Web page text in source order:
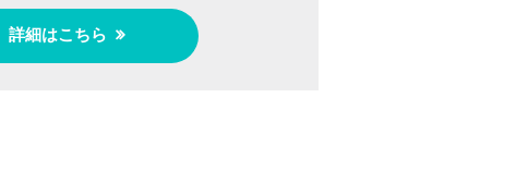
詳細はこちら